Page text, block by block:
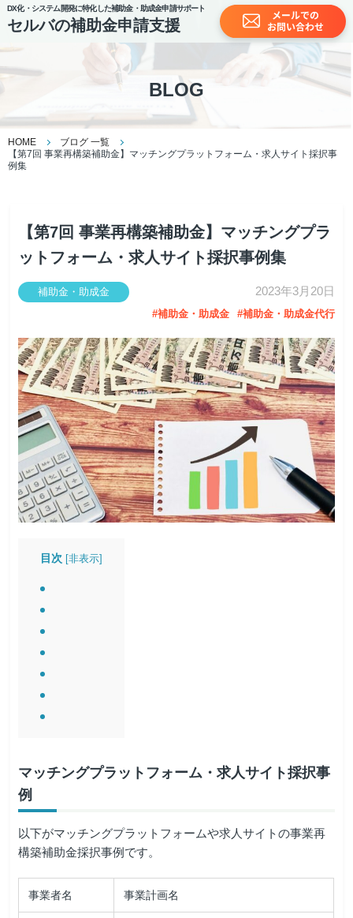
DX化・システム開発に特化した補助金・助成金申請サポート
セルバの補助金申請支援
BLOG
HOME
ブログ 一覧
【第7回 事業再構築補助金】マッチングプラットフォーム・求人サイト採択事
例集
【第7回 事業再構築補助金】マッチングプラ
ットフォーム・求人サイト採択事例集
補助金・助成金 2023年3月20日
補助金・助成金 補助金・助成金代行
目次 [非表示]
マッチングプラットフォーム・求人サイト採択事
例
以下がマッチングプラットフォームや求人サイトの事業再
構築補助金採択事例です。
事業者名 事業計画名